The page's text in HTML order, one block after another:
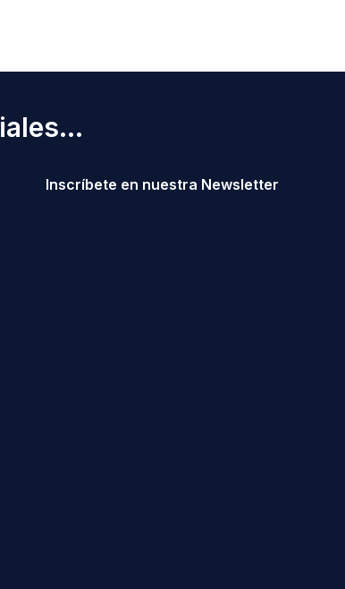
Inscríbete en nuestra Newsletter